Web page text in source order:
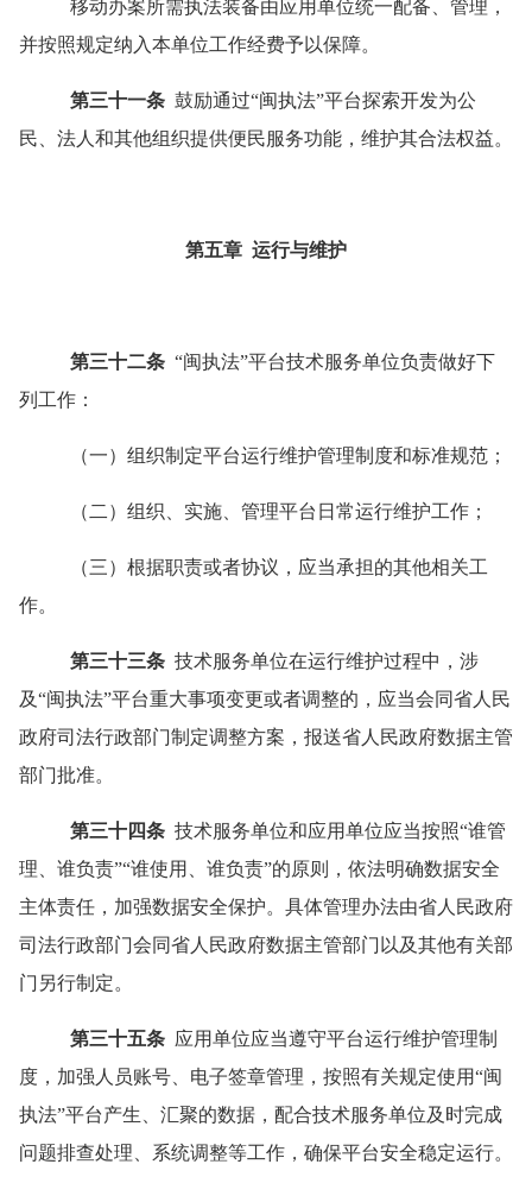
移动办案所需执法装备由应用单位统一配备、管理，
并按照规定纳入本单位工作经费予以保障。
第三十一条 鼓励通过“闽执法”平台探索开发为公
民、法人和其他组织提供便民服务功能，维护其合法权益。
第五章 运行与维护
第三十二条 “闽执法”平台技术服务单位负责做好下
列工作：
（一）组织制定平台运行维护管理制度和标准规范；
（二）组织、实施、管理平台日常运行维护工作；
（三）根据职责或者协议，应当承担的其他相关工
作。
第三十三条 技术服务单位在运行维护过程中，涉
及“闽执法”平台重大事项变更或者调整的，应当会同省人民
政府司法行政部门制定调整方案，报送省人民政府数据主管
部门批准。
第三十四条 技术服务单位和应用单位应当按照“谁管
理、谁负责”“谁使用、谁负责”的原则，依法明确数据安全
主体责任，加强数据安全保护。具体管理办法由省人民政府
司法行政部门会同省人民政府数据主管部门以及其他有关部
门另行制定。
第三十五条 应用单位应当遵守平台运行维护管理制
度，加强人员账号、电子签章管理，按照有关规定使用“闽
执法”平台产生、汇聚的数据，配合技术服务单位及时完成
问题排查处理、系统调整等工作，确保平台安全稳定运行。